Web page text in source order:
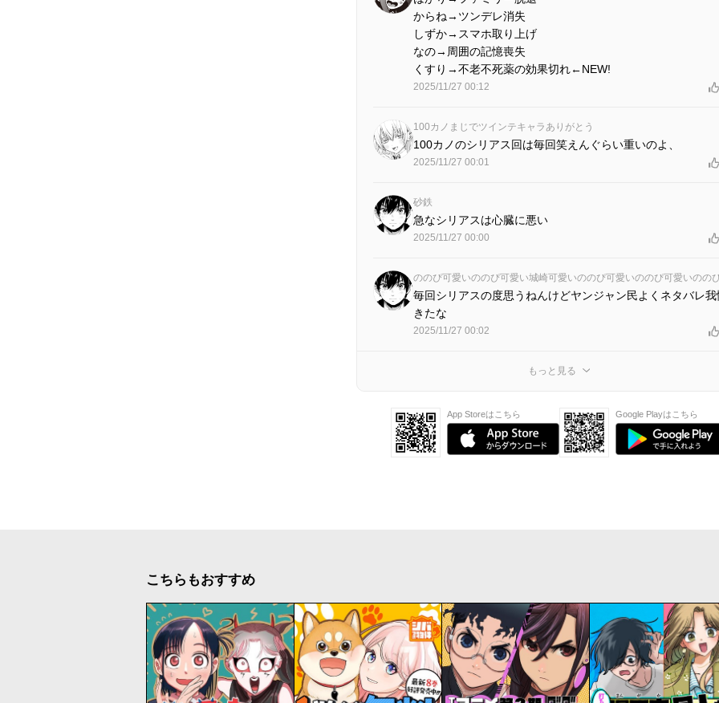
からね→ツンデレ消失
しずか→スマホ取り上げ
なの→周囲の記憶喪失
くすり→不老不死薬の効果切れ←NEW!
2025/11/27 00:12
100カノまじでツインテキャラありがとう
100カノのシリアス回は毎回笑えんぐらい重いのよ、
2025/11/27 00:01
砂鉄
急なシリアスは心臓に悪い
2025/11/27 00:00
毎回シリアスの度思うねんけどヤンジャン民よくネタバレ我
きたな
2025/11/27 00:02
もっと見る
App Storeはこちら Google Playはこちら
こちらもおすすめ